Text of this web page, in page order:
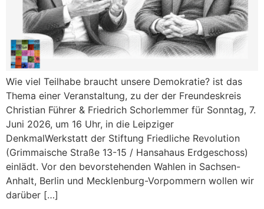
Wie viel Teilhabe braucht unsere Demokratie? ist das
Thema einer Veranstaltung, zu der der Freundeskreis
Christian Führer & Friedrich Schorlemmer für Sonntag, 7.
Juni 2026, um 16 Uhr, in die Leipziger
DenkmalWerkstatt der Stiftung Friedliche Revolution
(Grimmaische Straße 13-15 / Hansahaus Erdgeschoss)
einlädt. Vor den bevorstehenden Wahlen in Sachsen-
Anhalt, Berlin und Mecklenburg-Vorpommern wollen wir
darüber […]